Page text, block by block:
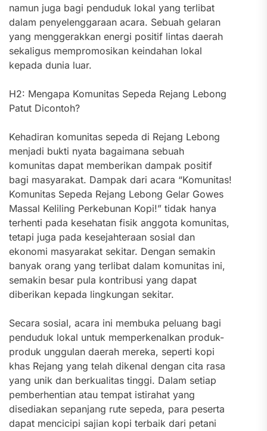
namun juga bagi penduduk lokal yang terlibat
dalam penyelenggaraan acara. Sebuah gelaran
yang menggerakkan energi positif lintas daerah
sekaligus mempromosikan keindahan lokal
kepada dunia luar.
H2: Mengapa Komunitas Sepeda Rejang Lebong
Patut Dicontoh?
Kehadiran komunitas sepeda di Rejang Lebong
menjadi bukti nyata bagaimana sebuah
komunitas dapat memberikan dampak positif
bagi masyarakat. Dampak dari acara “Komunitas!
Komunitas Sepeda Rejang Lebong Gelar Gowes
Massal Keliling Perkebunan Kopi!” tidak hanya
terhenti pada kesehatan fisik anggota komunitas,
tetapi juga pada kesejahteraan sosial dan
ekonomi masyarakat sekitar. Dengan semakin
banyak orang yang terlibat dalam komunitas ini,
semakin besar pula kontribusi yang dapat
diberikan kepada lingkungan sekitar.
Secara sosial, acara ini membuka peluang bagi
penduduk lokal untuk memperkenalkan produk-
produk unggulan daerah mereka, seperti kopi
khas Rejang yang telah dikenal dengan cita rasa
yang unik dan berkualitas tinggi. Dalam setiap
pemberhentian atau tempat istirahat yang
disediakan sepanjang rute sepeda, para peserta
dapat mencicipi sajian kopi terbaik dari petani